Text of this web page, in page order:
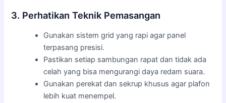
3. Perhatikan Teknik Pemasangan
Gunakan sistem grid yang rapi agar panel
terpasang presisi.
Pastikan setiap sambungan rapat dan tidak ada
celah yang bisa mengurangi daya redam suara.
Gunakan perekat dan sekrup khusus agar plafon
lebih kuat menempel.